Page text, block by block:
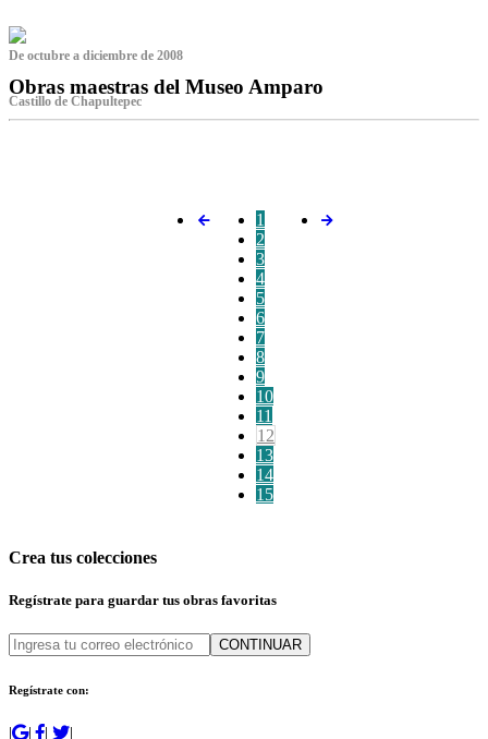
De octubre a diciembre de 2008
Obras maestras del Museo Amparo
Castillo de Chapultepec
1
2
3
4
5
6
7
8
9
10
11
12
13
14
15
Crea tus colecciones
Regístrate para guardar tus obras favoritas
CONTINUAR
Regístrate con:
| | | |